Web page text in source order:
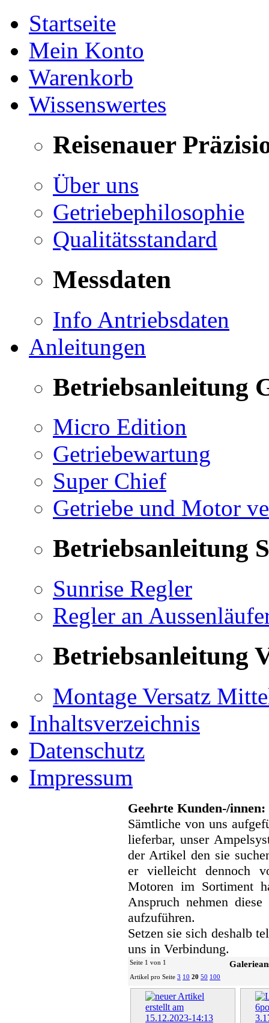
Startseite
Mein Konto
Warenkorb
Wissenswertes
Reisenauer
Über uns
Getriebephilosophie
Qualitätsstandard
Messdaten
Info Antriebsdaten
Anleitungen
Betriebsanleitung
Micro Edition
Getriebewartung
Super Chief
Getriebe und Motor
Betriebsanleitung
Sunrise Regler
Regler an
Betriebsanleitung
Montage Versatz
Inhaltsverzeichnis
Datenschutz
Impressum
Geehrte Kunden-/innen:
Sämtliche von uns
lieferbar, unser
der Artikel den sie
er vielleicht dennoch
Motoren im Sortiment
Anspruch nehmen
aufzuführen.
Setzen sie sich deshalb
uns in Verbindung.
Seite 1 von 1
Artikel pro Seite 3 10 20 50 100